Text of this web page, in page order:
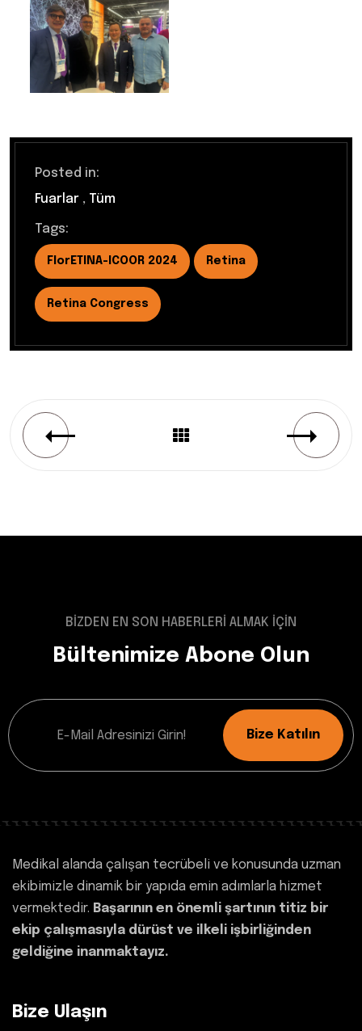
Posted in:
Fuarlar , Tüm
Tags:
FlorETINA-ICOOR 2024 Retina
Retina Congress
BİZDEN EN SON HABERLERİ ALMAK İÇİN
Bültenimize Abone Olun
Bize Katılın
Medikal alanda çalışan tecrübeli ve konusunda uzman
ekibimizle dinamik bir yapıda emin adımlarla hizmet
vermektedir. Başarının en önemli şartının titiz bir
ekip çalışmasıyla dürüst ve ilkeli işbirliğinden
geldiğine inanmaktayız.
Bize Ulaşın